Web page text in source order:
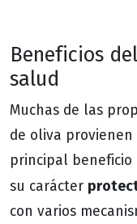
Beneficios
salud
Muchas de las
de oliva
principal beneficio
su carácter
con varios